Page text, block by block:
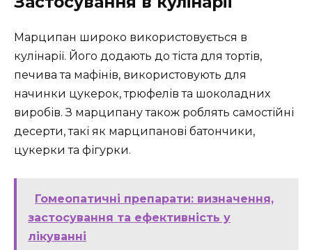
Марципан широко використовується в
кулінарії. Його додають до тіста для тортів,
печива та мафінів, використовують для
начинки цукерок, трюфелів та шоколадних
виробів. З марципану також роблять самостійні
десерти, такі як марципанові батончики,
цукерки та фігурки.
Гомеопатичні препарати: визначення,
застосування та ефективність у
лікуванні